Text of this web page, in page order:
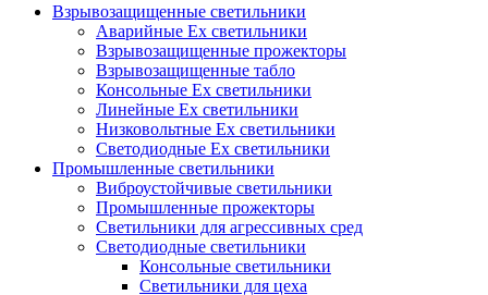
Взрывозащищенные светильники
Аварийные Ex светильники
Взрывозащищенные прожекторы
Взрывозащищенные табло
Консольные Ех светильники
Линейные Ex светильники
Низковольтные Ex светильники
Светодиодные Ex светильники
Промышленные светильники
Виброустойчивые светильники
Промышленные прожекторы
Светильники для агрессивных сред
Светодиодные светильники
Консольные светильники
Светильники для цеха